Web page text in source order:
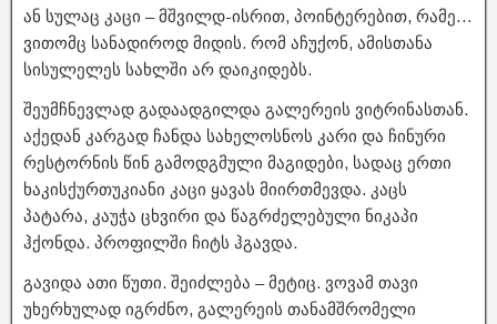
ან სულაც კაცი – მშვილდ-ისრით, პოინტერებით, რამე…
ვითომც სანადიროდ მიდის. რომ აჩუქონ, ამისთანა
სისულელეს სახლში არ დაიკიდებს.
შეუმჩნევლად გადაადგილდა გალერეის ვიტრინასთან.
აქედან კარგად ჩანდა სახელოსნოს კარი და ჩინური
რესტორნის წინ გამოდგმული მაგიდები, სადაც ერთი
ხაკისქურთუკიანი კაცი ყავას მიირთმევდა. კაცს
პატარა, კაუჭა ცხვირი და წაგრძელებული ნიკაპი
ჰქონდა. პროფილში ჩიტს ჰგავდა.
გავიდა ათი წუთი. შეიძლება – მეტიც. ვოვამ თავი
უხერხულად იგრძნო, გალერეის თანამშრომელი